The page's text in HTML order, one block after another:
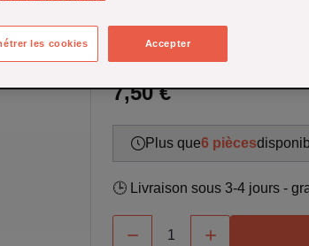
Stock limité
7,50 €
Plus que6 pièces
🕒 Livraison sous 3-4 jours -
 
Accepter
les cookies